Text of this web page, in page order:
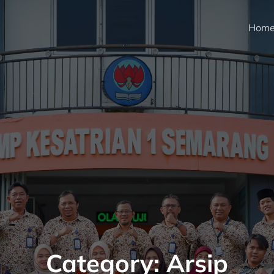
Home
Category:Arsip